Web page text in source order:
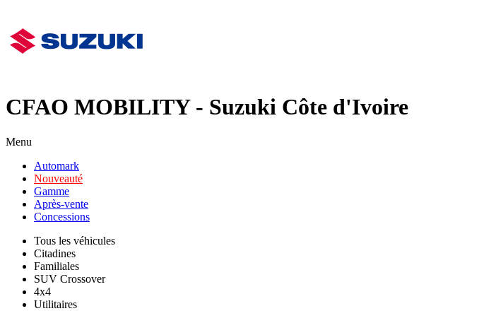
CFAO MOBILITY - Suzuki Côte d'Ivoire
Menu
Automark
Nouveauté
Gamme
Après-vente
Concessions
Tous les véhicules
Citadines
Familiales
SUV Crossover
4x4
Utilitaires